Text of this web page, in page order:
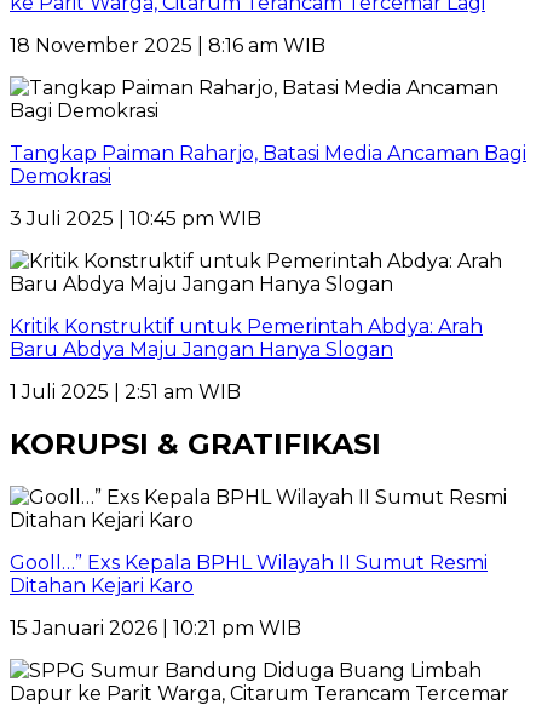
18 November 2025 | 8:16 am WIB
Tangkap Paiman Raharjo, Batasi Media Ancaman Bagi
Demokrasi
3 Juli 2025 | 10:45 pm WIB
Kritik Konstruktif untuk Pemerintah Abdya: Arah
Baru Abdya Maju Jangan Hanya Slogan
1 Juli 2025 | 2:51 am WIB
KORUPSI & GRATIFIKASI
Gooll…” Exs Kepala BPHL Wilayah II Sumut Resmi
Ditahan Kejari Karo
15 Januari 2026 | 10:21 pm WIB